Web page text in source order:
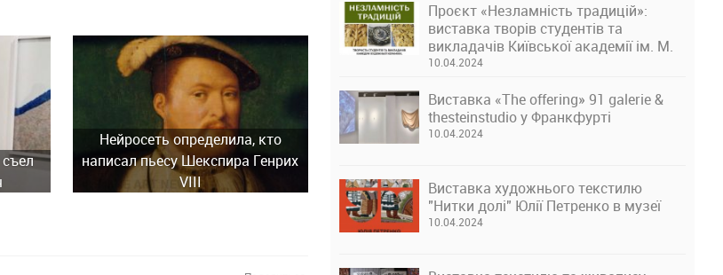
Нейросеть определила, кто
написал пьесу Шекспира Генрих
VIII
Проєкт «Незламність традицій»:
виставка творів студентів та
викладачів Київської академії ім. М.
Бойчука
10.04.2024
Виставка «The offering» 91 galerie &
thesteinstudio у Франкфурті
10.04.2024
Виставка художнього текстилю
"Нитки долі" Юлії Петренко в музеї
10.04.2024